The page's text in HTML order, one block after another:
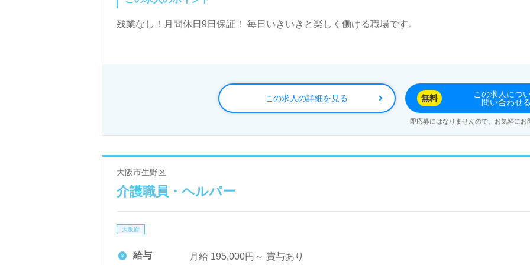
残業なし！月間休日9日保証！ 毎日いきいきと楽しく働ける職場です。
この求人の詳細を見る 無料
この求人につ
問い合わせる
即応募にはなりませんので、お気軽にお
大阪市生野区
介護職員・ヘルパー
大阪府
給与 月給 195,000円～ 賞与あり